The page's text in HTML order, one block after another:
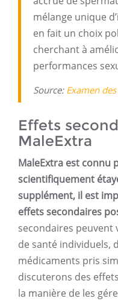
mélange unique
en fait un choix
cherchant à
performances
Source: Examen
Effets
MaleExtra
MaleExtra est connu
scientifiquement
supplément, il est
effets secondaires
secondaires
de santé individuels,
médicaments pris
discuterons des
la manière de les